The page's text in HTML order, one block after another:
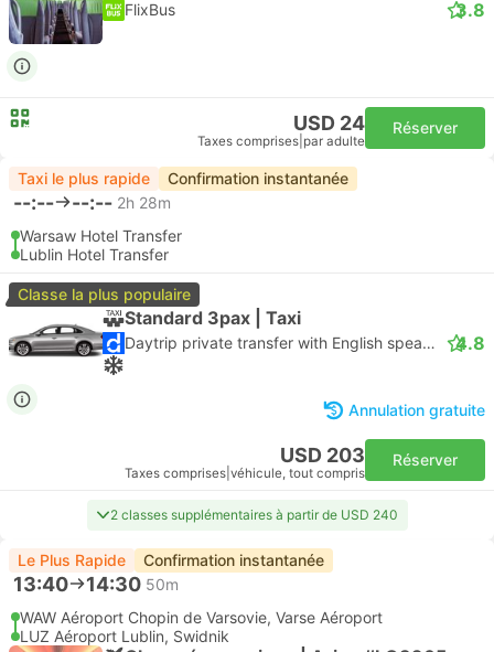
FlixBus 3.8
USD 24
Taxes comprises par adulte
Réserver
Taxi le plus rapide Confirmation instantanée
--:-- --:-- 2h 28m
Warsaw Hotel Transfer
Lublin Hotel Transfer
Classe la plus populaire
Standard 3pax | Taxi
Daytrip private transfer with English speaking driver 4.8
Annulation gratuite
USD 203
Taxes comprises véhicule, tout compris
Réserver
2 classes supplémentaires à partir de USD 240
Le Plus Rapide Confirmation instantanée
13:40 14:30 50m
WAW Aéroport Chopin de Varsovie, Varse Aéroport
LUZ Aéroport Lublin, Swidnik